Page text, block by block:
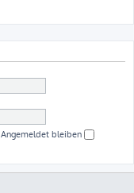
Angemeldet bleiben